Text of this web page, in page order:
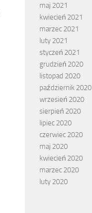
maj 2021
kwiecień 2021
marzec 2021
luty 2021
styczeń 2021
grudzień 2020
listopad 2020
październik 2020
wrzesień 2020
sierpień 2020
lipiec 2020
czerwiec 2020
maj 2020
kwiecień 2020
marzec 2020
luty 2020